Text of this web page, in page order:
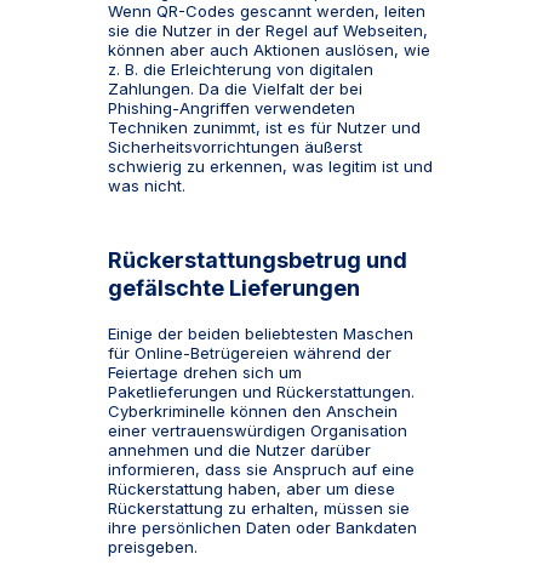
Wenn QR-Codes gescannt werden, leiten
sie die Nutzer in der Regel auf Webseiten,
können aber auch Aktionen auslösen, wie
z. B. die Erleichterung von digitalen
Zahlungen. Da die Vielfalt der bei
Phishing-Angriffen verwendeten
Techniken zunimmt, ist es für Nutzer und
Sicherheitsvorrichtungen äußerst
schwierig zu erkennen, was legitim ist und
was nicht.
Rückerstattungsbetrug und
gefälschte Lieferungen
Einige der beiden beliebtesten Maschen
für Online-Betrügereien während der
Feiertage drehen sich um
Paketlieferungen und Rückerstattungen.
Cyberkriminelle können den Anschein
einer vertrauenswürdigen Organisation
annehmen und die Nutzer darüber
informieren, dass sie Anspruch auf eine
Rückerstattung haben, aber um diese
Rückerstattung zu erhalten, müssen sie
ihre persönlichen Daten oder Bankdaten
preisgeben.